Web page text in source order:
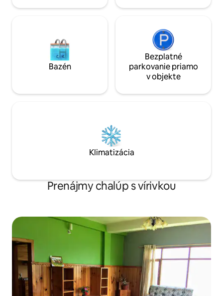
Bazén
Bezplatné
parkovanie priamo
v objekte
Klimatizácia
Prenájmy chalúp s vírivkou